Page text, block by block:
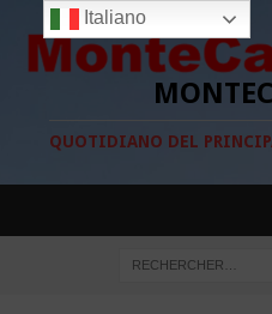
QUOTIDIANO DEL
Italiano